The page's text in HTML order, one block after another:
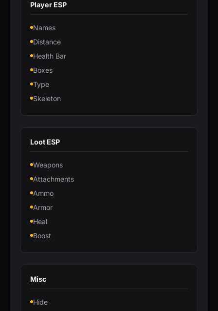
Player ESP
Names
Distance
Health Bar
Boxes
Type
Skeleton
Loot ESP
Weapons
Attachments
Ammo
Armor
Heal
Boost
Misc
Hide